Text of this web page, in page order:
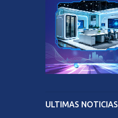
ULTIMAS NOTICIAS